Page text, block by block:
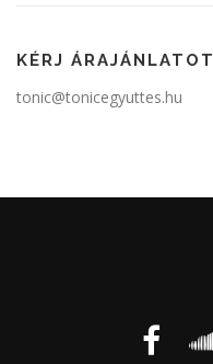
KÉRJ ÁRAJÁNLATOT
tonic@tonicegyuttes.hu